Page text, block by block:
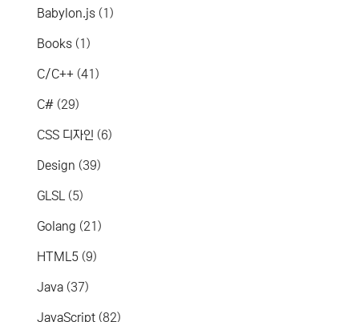
Babylon.js (1)
Books (1)
C/C++ (41)
C# (29)
CSS 디자인 (6)
Design (39)
GLSL (5)
Golang (21)
HTML5 (9)
Java (37)
JavaScript (82)